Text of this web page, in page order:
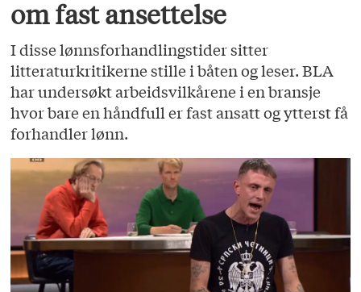
om fast ansettelse
I disse lønnsforhandlingstider sitter
litteraturkritikerne stille i båten og leser. BLA
har undersøkt arbeidsvilkårene i en bransje
hvor bare en håndfull er fast ansatt og ytterst få
forhandler lønn.